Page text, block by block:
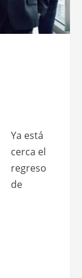
Ya está
cerca el
regreso
de